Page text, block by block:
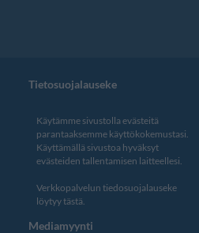
Tietosuojalauseke
Käytämme sivustolla evästeitä
parantaaksemme käyttökokemustasi.
Käyttämällä sivustoa hyväksyt
evästeiden tallentamisen laitteellesi.
Verkkopalvelun tiedosuojalauseke
löytyy tästä
Mediamyynti